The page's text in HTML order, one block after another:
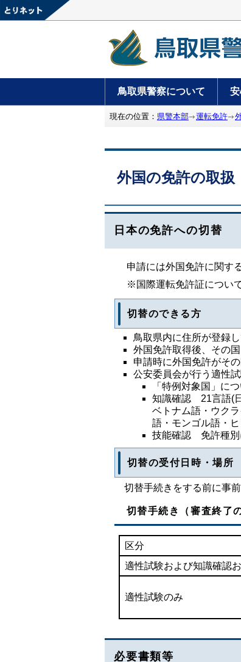
鳥取県警察について
現在の位置： 県警本部 運転免許
外国の免許の取扱
日本の免許への切替
申請には外国免許に関す
※国際運転免許証について
切替のできる方
鳥取県内に住所が登録し
外国免許取得後、その
申請時に外国免許がそ
公安委員会が行う適性
「特例対象国」に
知識確認 21言語(
ベトナム語・ウク
語・モンゴル語・
技能確認 免許種別
切替の受付日時・場所
切替手続きをする前に事前
切替手続き（審査終了
区分
適性試験および知識確認
適性試験のみ
必要書類等